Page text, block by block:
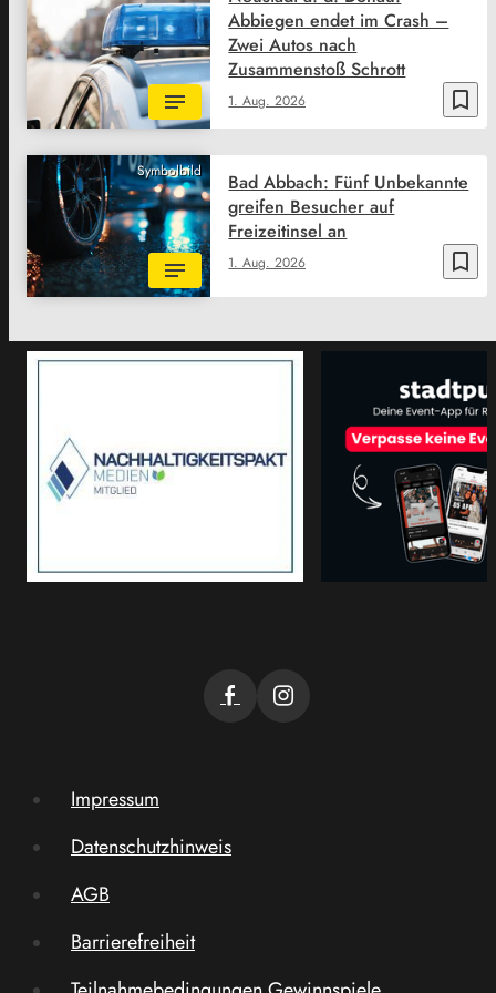
bookmark_border
1. Aug. 2026
Abbiegen endet im Crash –
Zwei Autos nach
Zusammenstoß Schrott
Symbolbild
bookmark_border
1. Aug. 2026
Bad Abbach: Fünf Unbekannte
greifen Besucher auf
Freizeitinsel an
Impressum
Datenschutzhinweis
AGB
Barrierefreiheit